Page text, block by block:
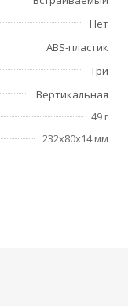
Нет
ABS-пластик
Три
Вертикальная
49 г
232x80x14 мм